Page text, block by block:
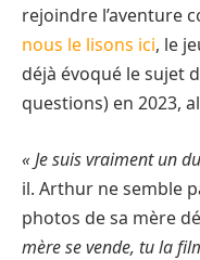
rejoindre l’aventure
nous le lisons ici, le
déjà évoqué le sujet
questions) en 2023,
« Je suis vraiment un
il. Arthur ne semble
photos de sa mère
mère se vende, tu la